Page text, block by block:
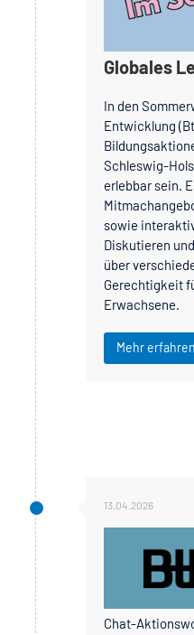
Globales
In den
Entwicklung
Schleswig-
erlebbar sein.
sowie
Diskutieren
über
Gerechtigkeit
Erwachsene.
Mehr erfahren
13.04.2026
Chat-